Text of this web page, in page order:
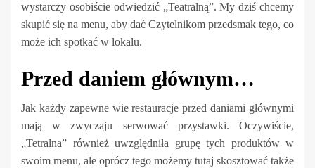
wystarczy osobiście odwiedzić „Teatralną”. My dziś chcemy
skupić się na menu, aby dać Czytelnikom przedsmak tego, co
może ich spotkać w lokalu.
Przed daniem głównym…
Jak każdy zapewne wie restauracje przed daniami głównymi
mają w zwyczaju serwować przystawki. Oczywiście,
„Tetralna” również uwzględniła grupę tych produktów w
swoim menu, ale oprócz tego możemy tutaj skosztować także